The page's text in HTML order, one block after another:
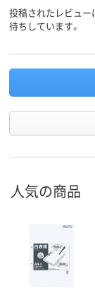
投稿されたレビュー
待ちしています。
人気の商品